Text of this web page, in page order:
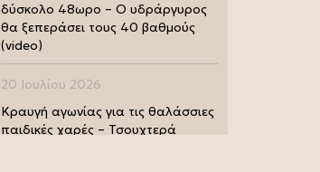
δύσκολο 48ωρο – Ο υδράργυρος
θα ξεπεράσει τους 40 βαθμούς
(video)
20 Ιουλίου 2026
Κραυγή αγωνίας για τις θαλάσσιες
παιδικές χαρές – Τσουχτερά